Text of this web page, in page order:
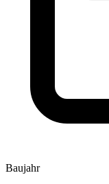
Baujahr